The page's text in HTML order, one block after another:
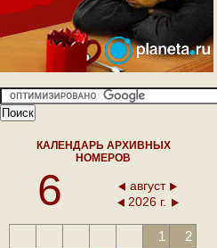
КАЛЕНДАРЬ АРХИВНЫХ
НОМЕРОВ
6
август
2026 г.
1
2